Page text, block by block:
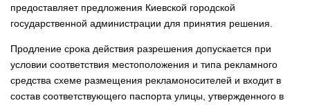
предоставляет предложения Киевской городской
государственной администрации для принятия решения.
Продление срока действия разрешения допускается при
условии соответствия местоположения и типа рекламного
средства схеме размещения рекламоносителей и входит в
состав соответствующего паспорта улицы, утвержденного в